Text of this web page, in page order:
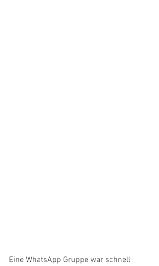
Eine WhatsApp Gruppe war schnell